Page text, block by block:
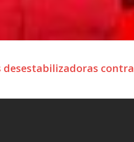
desestabilizadoras contra